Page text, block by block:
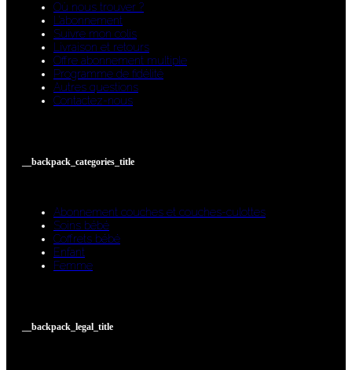
Où nous trouver ?
L’abonnement
Suivre mon colis
Livraison et retours
Offre abonnement multiple
Programme de fidélité
Autres questions
Contactez-nous
__backpack_categories_title
Abonnement couches et couches-culottes
Soins bébé
Coffrets bébé
Enfant
Femme
__backpack_legal_title